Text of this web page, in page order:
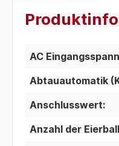
AC
Abtauautomatik
Anschlusswert:
Anzahl der